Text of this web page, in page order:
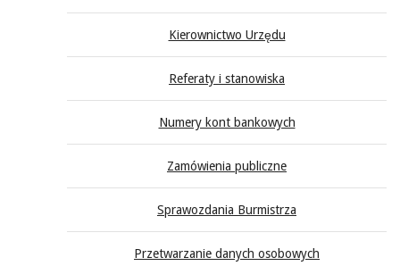
Kierownictwo Urzędu
Referaty i stanowiska
Numery kont bankowych
Zamówienia publiczne
Sprawozdania Burmistrza
Przetwarzanie danych osobowych